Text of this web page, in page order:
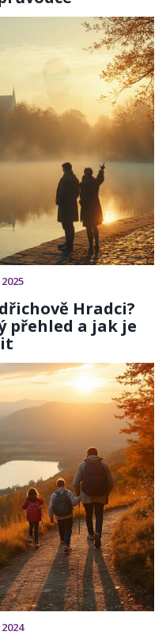
Hradci?
přehled a jak je